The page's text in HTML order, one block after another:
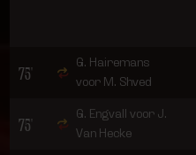
75'
G. Hairemans
voor M. Shved
75'
G. Engvall voor J.
Van Hecke